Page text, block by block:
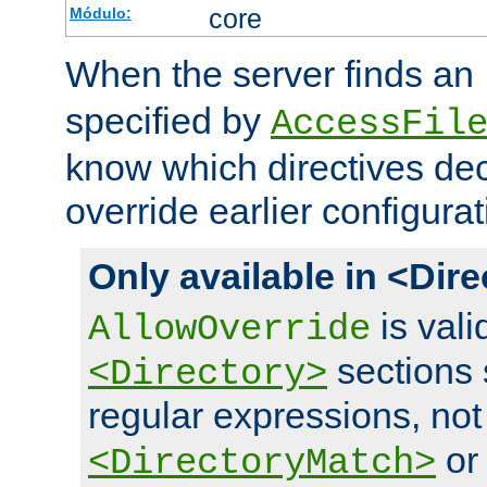
Módulo: core
When the server finds an
specified by
know which directives
override earlier
Only available in
AllowOverride is
<Directory> sections
regular expressions,
<DirectoryMatch> or